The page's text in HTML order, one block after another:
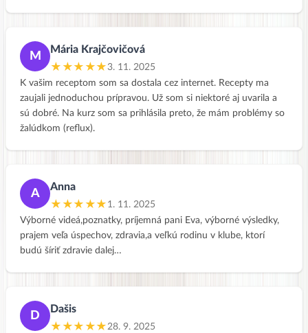
M
Mária Krajčovičová
★★★★★3. 11. 2025
K vašim receptom som sa dostala cez internet. Recepty ma
zaujali jednoduchou prípravou. Už som si niektoré aj uvarila a
sú dobré. Na kurz som sa prihlásila preto, že mám problémy so
žalúdkom (reflux).
A
Anna
★★★★★ 1. 11. 2025
Výborné videá,poznatky, príjemná pani Eva, výborné výsledky,
prajem veľa úspechov, zdravia,a veľkú rodinu v klube, ktorí
budú šíriť zdravie dalej…
D
Dašis
★★★★★28. 9. 2025